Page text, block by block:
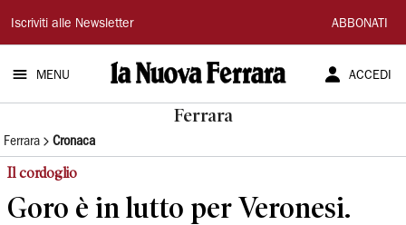
La
Nuova
Ferrara
Iscriviti alle Newsletter ABBONATI
MENU ACCEDI
Ferrara
Ferrara Cronaca
Il cordoglio
Goro è in lutto per Veronesi.